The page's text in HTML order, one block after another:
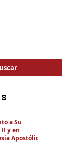
a Su
y en
Apostólica